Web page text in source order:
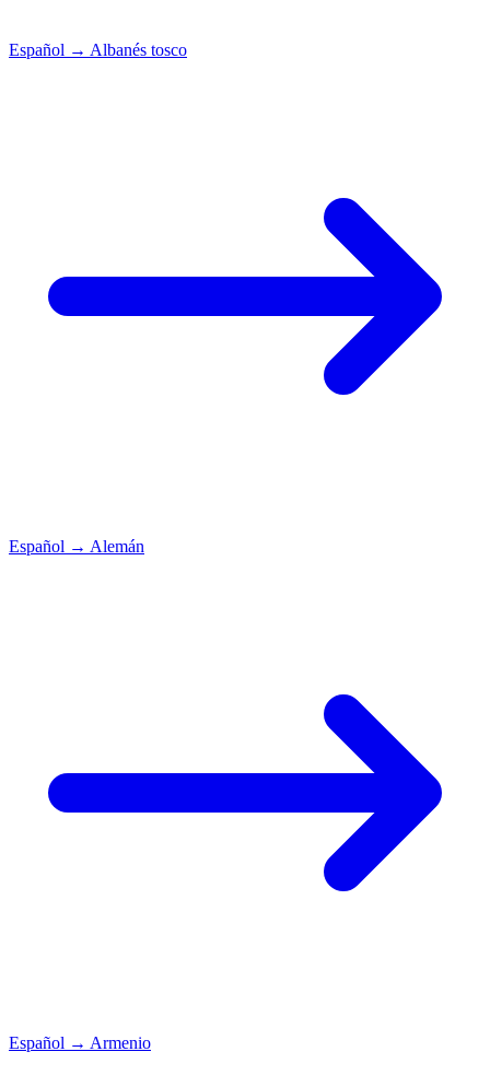
Español → Albanés tosco
Español → Alemán
Español → Armenio